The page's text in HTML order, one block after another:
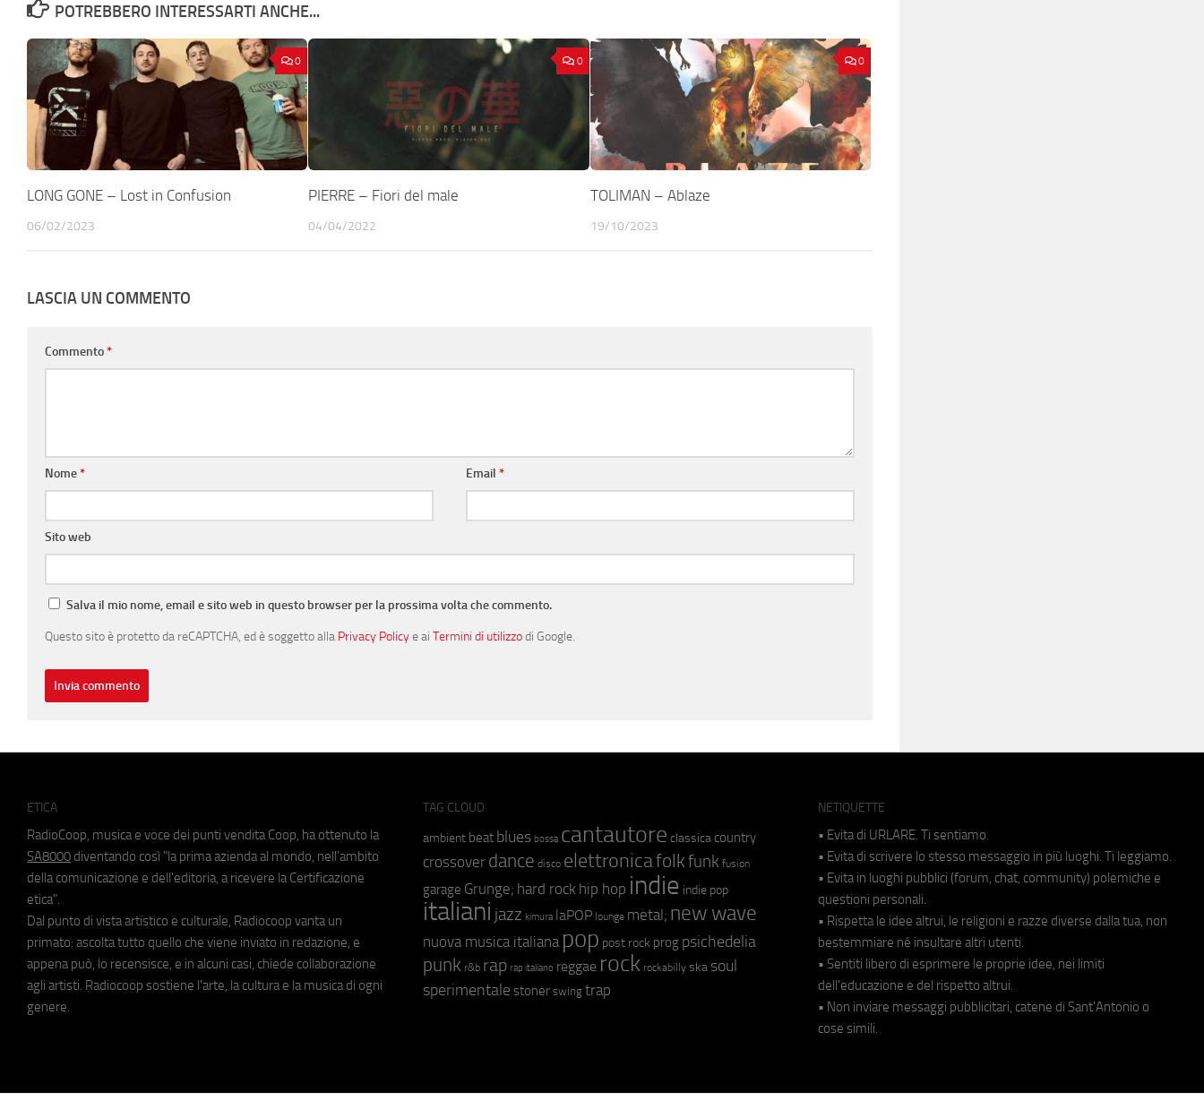
POTREBBERO INTERESSARTI ANCHE...
0
LONG GONE – Lost in Confusion
06/02/2023
0
PIERRE – Fiori del male
04/04/2022
0
TOLIMAN – Ablaze
19/10/2023
LASCIA UN COMMENTO
Commento*
Nome* Email*
Sito web
Salva il mio nome, email e sito web in questo browser per la prossima volta che commento.
Questo sito è protetto da reCAPTCHA, ed è soggetto alla Privacy Policye ai Termini di utilizzodi Google.
ETICA
RadioCoop, musica e voce dei punti vendita Coop, ha ottenuto la
SA8000 diventando così "la prima azienda al mondo, nell'ambito
della comunicazione e dell'editoria, a ricevere la Certificazione
etica".
Dal punto di vista artistico e culturale, Radiocoop vanta un
primato: ascolta tutto quello che viene inviato in redazione, e
appena può, lo recensisce, e in alcuni casi, chiede collaborazione
agli artisti. Radiocoop sostiene l'arte, la cultura e la musica di ogni
genere.
TAG CLOUD
ambient beat blues bossa cantautore classica country
crossover dance disco elettronicafolkfunk fusion
garage Grunge; hard rock hip hop indie indie pop
italiani jazz kimura laPOP lounge metal; new wave
nuova musica italiana pop post rock prog psichedelia
punk r&b rap rap italiano reggae rock rockabilly ska soul
sperimentale stoner swing trap
NETIQUETTE
• Evita di URLARE. Ti sentiamo.
• Evita di scrivere lo stesso messaggio in più luoghi. Ti leggiamo.
• Evita in luoghi pubblici (forum, chat, community) polemiche e
questioni personali.
• Rispetta le idee altrui, le religioni e razze diverse dalla tua, non
bestemmiare né insultare altri utenti.
• Sentiti libero di esprimere le proprie idee, nei limiti
dell'educazione e del rispetto altrui.
• Non inviare messaggi pubblicitari, catene di Sant'Antonio o
cose simili.